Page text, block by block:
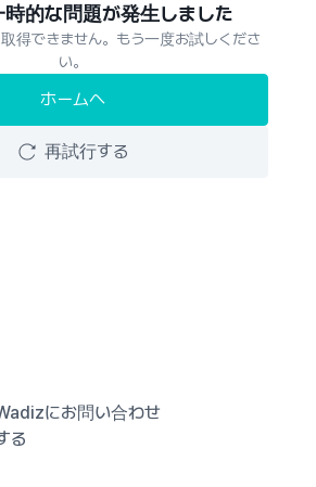
時的な問題が発生しました
得できません。もう一度お試しくださ
い。
ホームへ
再試行する
にお問い合わせ
る